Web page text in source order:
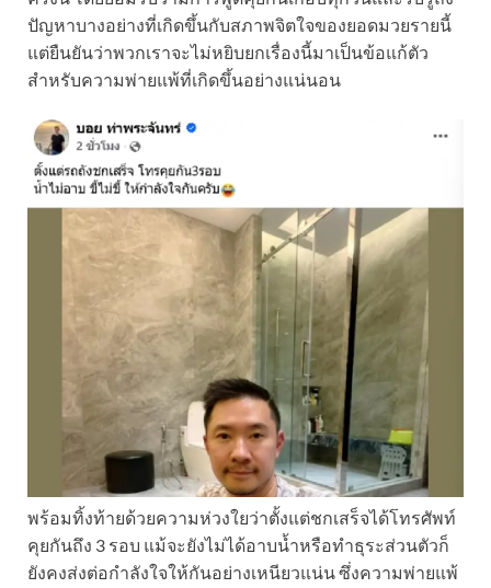
ปัญหาบางอย่างที่เกิดขึ้นกับสภาพจิตใจของยอดมวยรายนี้
แต่ยืนยันว่าพวกเราจะไม่หยิบยกเรื่องนี้มาเป็นข้อแก้ตัว
สำหรับความพ่ายแพ้ที่เกิดขึ้นอย่างแน่นอน
พร้อมทิ้งท้ายด้วยความห่วงใยว่าตั้งแต่ชกเสร็จได้โทรศัพท์
คุยกันถึง 3 รอบ แม้จะยังไม่ได้อาบน้ำหรือทำธุระส่วนตัวก็
ยังคงส่งต่อกำลังใจให้กันอย่างเหนียวแน่น ซึ่งความพ่ายแพ้